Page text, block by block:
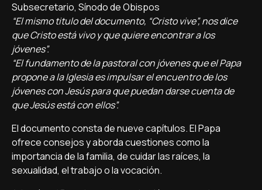
Subsecretario, Sínodo de Obispos
“El mismo titulo del documento, “Cristo vive”, nos dice
que Cristo está vivo y que quiere encontrar a los
jóvenes”.
“El fundamento de la pastoral con jóvenes que el Papa
propone a la Iglesia es impulsar el encuentro de los
jóvenes con Jesús para que puedan darse cuenta de
que Jesús está con ellos”.
El documento consta de nueve capítulos. El Papa
ofrece consejos y aborda cuestiones como la
importancia de la familia, de cuidar las raíces, la
sexualidad, el trabajo o la vocación.